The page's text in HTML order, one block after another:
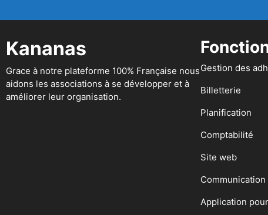
Kananas
Grace à notre plateforme 100% Française nous
aidons les associations à se développer et à
améliorer leur organisation.
Gestion des
Billetterie
Planification
Comptabilité
Site web
Communication
Application